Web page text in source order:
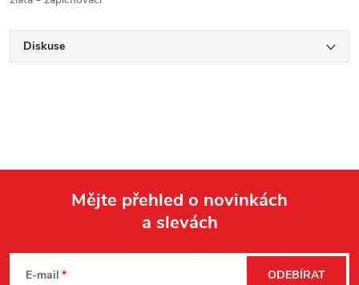
Diskuse
Mějte přehled o novinkách
a slevách
E-mail ODEBÍRAT